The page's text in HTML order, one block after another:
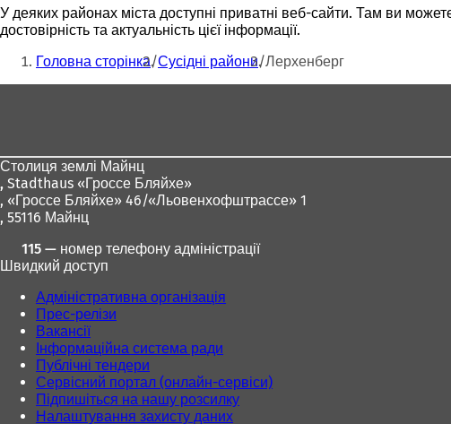
к
л
а
д
ц
У деяких районах міста доступні приватні веб-сайти. Там ви
достовірність та актуальність цієї інформації.
Ти
тут:
Головна сторінка Сусідні райони Лерхенберг
Столиця землі Майнц
, Stadthaus «Гроссе Бляйхе»
, «Гроссе Бляйхе» 46/«Льовенхофштрассе» 1
, 55116 Майнц
115 — номер телефону адміністрації
Швидкий доступ
Адміністративна організація
Прес-релізи
Вакансії
Інформаційна система ради
Публічні тендери
Сервісний портал (онлайн-сервіси)
Підпишіться на нашу розсилку
Налаштування захисту даних